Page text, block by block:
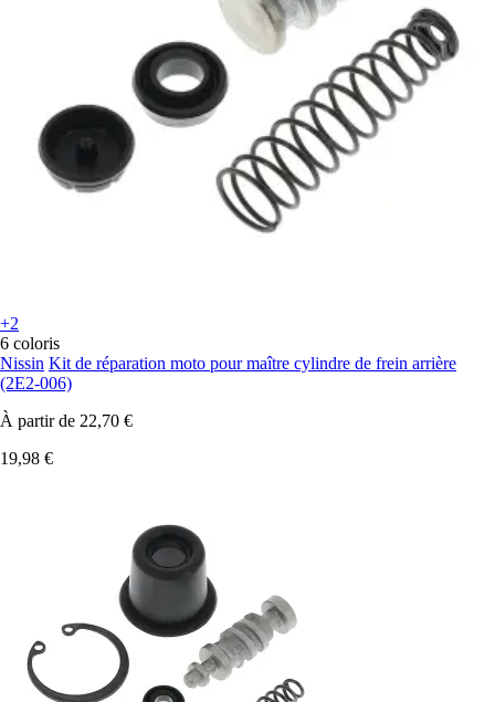
+2
6 coloris
Nissin Kit de réparation moto pour maître cylindre de frein arrière
(2E2-006)
À partir de 22,70 €
19,98 €